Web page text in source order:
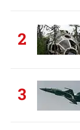
2
3